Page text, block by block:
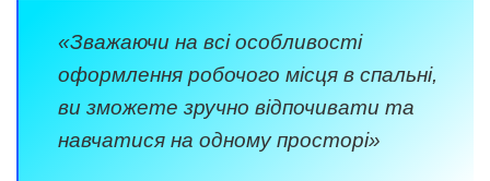
«Зважаючи на всі особливості
оформлення робочого місця в спальні,
ви зможете зручно відпочивати та
навчатися на одному просторі»